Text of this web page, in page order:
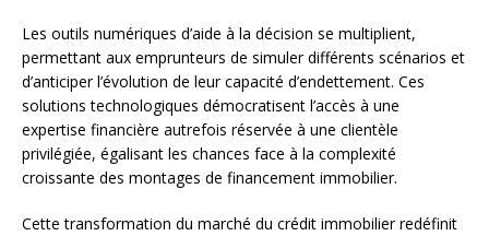
Les outils numériques d’aide à la décision se multiplient,
permettant aux emprunteurs de simuler différents scénarios et
d’anticiper l’évolution de leur capacité d’endettement. Ces
solutions technologiques démocratisent l’accès à une
expertise financière autrefois réservée à une clientèle
privilégiée, égalisant les chances face à la complexité
croissante des montages de financement immobilier.
Cette transformation du marché du crédit immobilier redéfinit